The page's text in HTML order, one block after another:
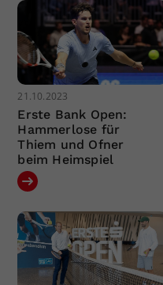
21.10.2023
Erste Bank Open:
Hammerlose für
Thiem und Ofner
beim Heimspiel